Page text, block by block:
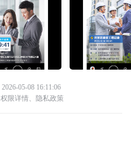
2026-05-08 16:11:06
权限详情、 隐私政策